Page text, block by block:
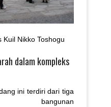
Nikko Toshogu
dalam kompleks
ini terdiri dari tiga